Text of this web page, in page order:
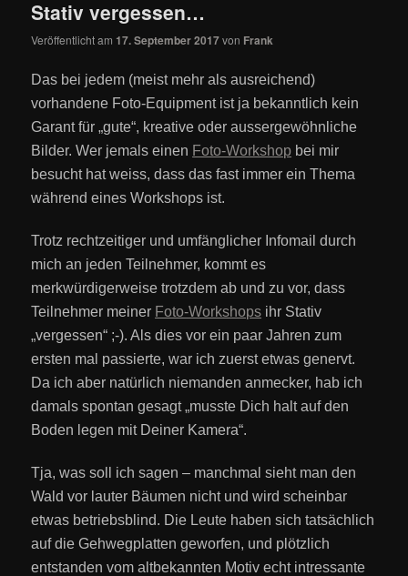
Stativ vergessen…
Veröffentlicht am 17. September 2017von Frank
Das bei jedem (meist mehr als ausreichend)
vorhandene Foto-Equipment ist ja bekanntlich kein
Garant für „gute“, kreative oder aussergewöhnliche
Bilder. Wer jemals einen Foto-Workshop bei mir
besucht hat weiss, dass das fast immer ein Thema
während eines Workshops ist.
Trotz rechtzeitiger und umfänglicher Infomail durch
mich an jeden Teilnehmer, kommt es
merkwürdigerweise trotzdem ab und zu vor, dass
Teilnehmer meiner Foto-Workshops ihr Stativ
„vergessen“ ;-). Als dies vor ein paar Jahren zum
ersten mal passierte, war ich zuerst etwas genervt.
Da ich aber natürlich niemanden anmecker, hab ich
damals spontan gesagt „musste Dich halt auf den
Boden legen mit Deiner Kamera“.
Tja, was soll ich sagen – manchmal sieht man den
Wald vor lauter Bäumen nicht und wird scheinbar
etwas betriebsblind. Die Leute haben sich tatsächlich
auf die Gehwegplatten geworfen, und plötzlich
entstanden vom altbekannten Motiv echt intressante